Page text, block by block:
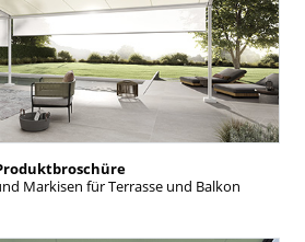
Markisen für Terrasse und Balkon